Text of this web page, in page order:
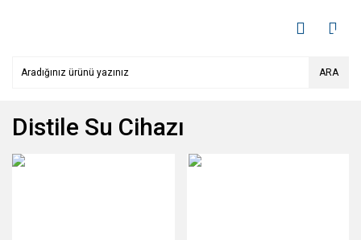
ARA
Distile Su Cihazı